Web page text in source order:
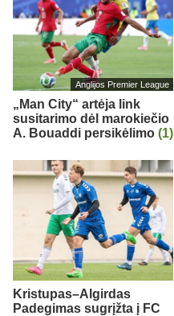
Anglijos Premier League
„Man City“ artėja link
susitarimo dėl marokiečio
A. Bouaddi persikėlimo (1)
Kristupas–Algirdas
Padegimas sugrįžta į FC